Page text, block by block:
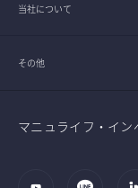
当社について
その他
マニュライフ・イ